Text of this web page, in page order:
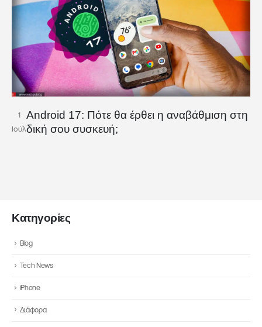
1
Ιούλ
Android 17: Πότε θα έρθει η αναβάθμιση στη
δική σου συσκευή;
Κατηγορίες
Blog
Tech News
iPhone
Διάφορα